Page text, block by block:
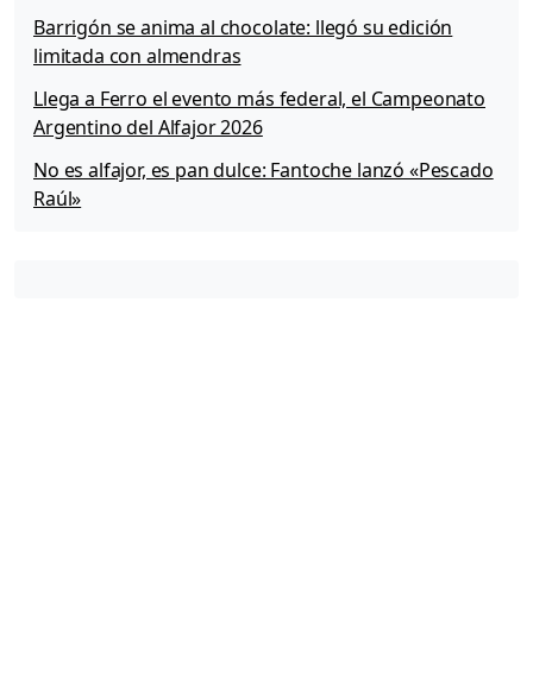
Barrigón se anima al chocolate: llegó su edición
limitada con almendras
Llega a Ferro el evento más federal, el Campeonato
Argentino del Alfajor 2026
No es alfajor, es pan dulce: Fantoche lanzó «Pescado
Raúl»